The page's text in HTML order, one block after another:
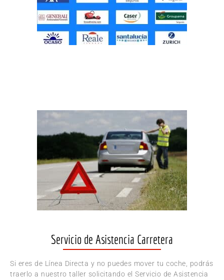
Servicio de Asistencia Carretera
Si eres de Línea Directa y no puedes mover tu coche, podrás
traerlo a nuestro taller solicitando el Servicio de Asistencia